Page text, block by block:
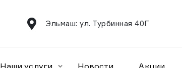
Эльмаш: ул. Турбинная 40Г
Наши услуги Новости Акции